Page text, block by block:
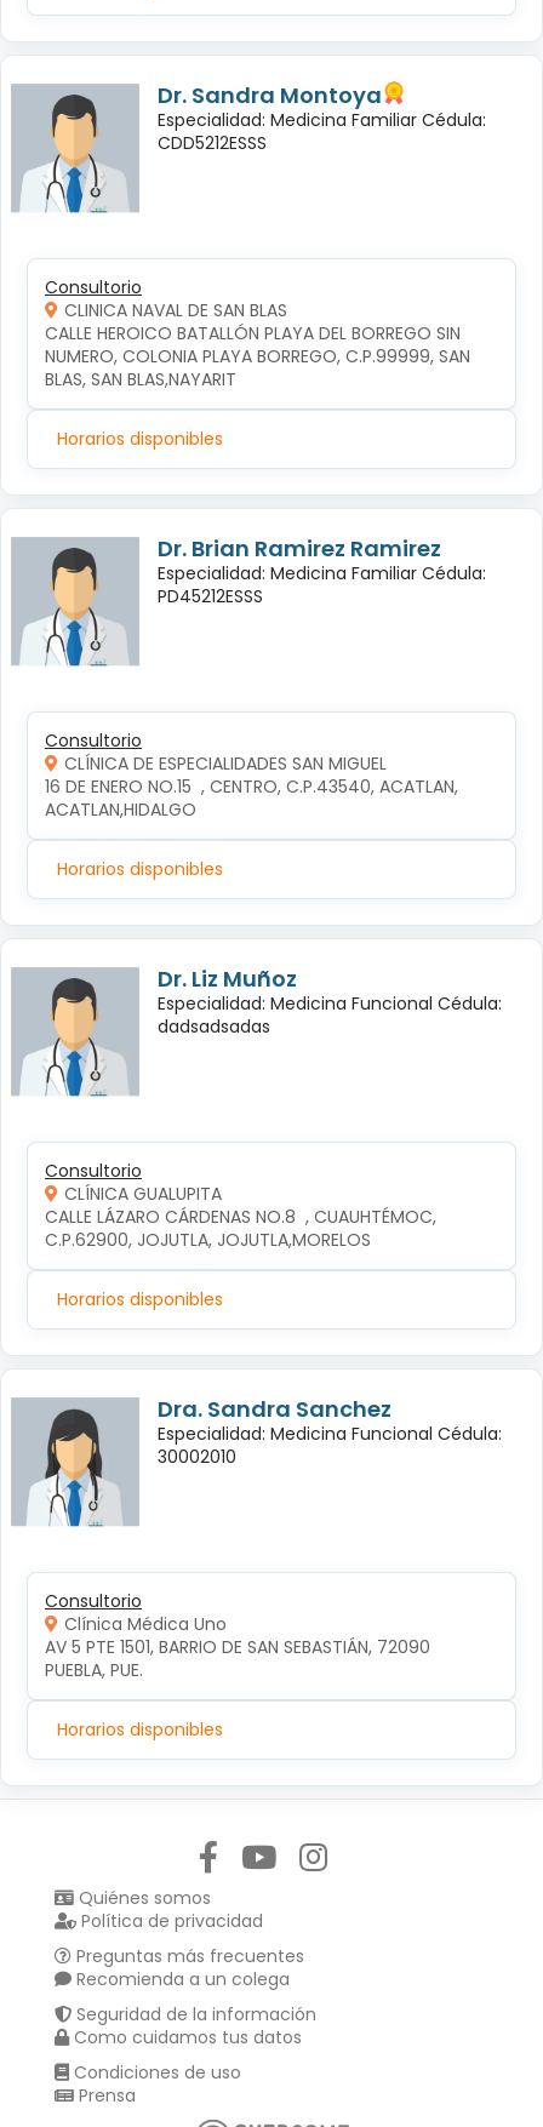
Dr. Sandra Montoya
Especialidad: Medicina Familiar Cédula:
CDD5212ESSS
Consultorio
CLINICA NAVAL DE SAN BLAS
CALLE HEROICO BATALLÓN PLAYA DEL BORREGO SIN
NUMERO, COLONIA PLAYA BORREGO, C.P.99999, SAN
BLAS, SAN BLAS,NAYARIT
Horarios disponibles
Dr. Brian Ramirez Ramirez
Especialidad: Medicina Familiar Cédula:
PD45212ESSS
Consultorio
CLÍNICA DE ESPECIALIDADES SAN MIGUEL
16 DE ENERO NO.15  , CENTRO, C.P.43540, ACATLAN,
ACATLAN,HIDALGO
Horarios disponibles
Dr. Liz Muñoz
Especialidad: Medicina Funcional Cédula:
dadsadsadas
Consultorio
CLÍNICA GUALUPITA
CALLE LÁZARO CÁRDENAS NO.8  , CUAUHTÉMOC,
C.P.62900, JOJUTLA, JOJUTLA,MORELOS
Horarios disponibles
Dra. Sandra Sanchez
Especialidad: Medicina Funcional Cédula:
30002010
Consultorio
Clínica Médica Uno
AV 5 PTE 1501, BARRIO DE SAN SEBASTIÁN, 72090
PUEBLA, PUE.
Horarios disponibles
Quiénes somos
Política de privacidad
Preguntas más frecuentes
Recomienda a un colega
Seguridad de la información
Como cuidamos tus datos
Condiciones de uso
Prensa